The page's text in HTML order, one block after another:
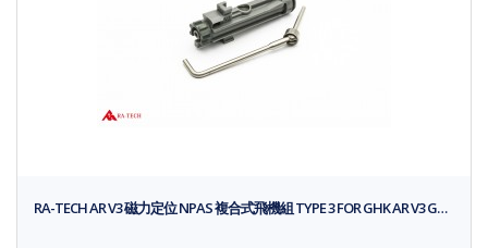
RA-TECH AR V3 磁力定位 NPAS 複合式飛機組 TYPE 3 FOR GHK AR V3 G…